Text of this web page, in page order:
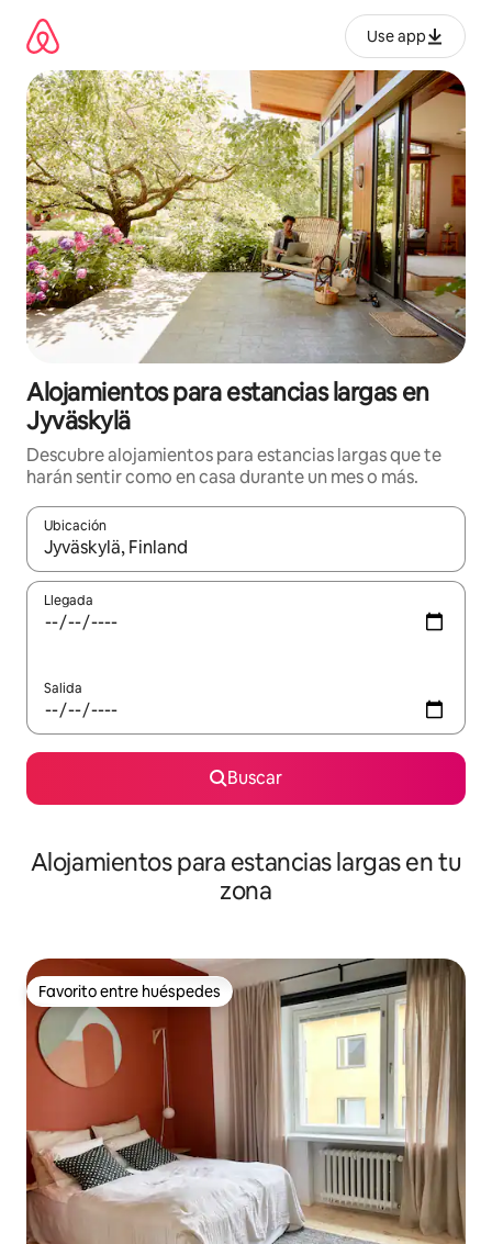
contenido
Use app
Alojamientos para estancias largas en
Jyväskylä
Descubre alojamientos para estancias largas que te
harán sentir como en casa durante un mes o más.
Ubicación
Cuando los resultados estén disponibles, podrás navegar
Llegada
Salida
Buscar
Alojamientos para estancias largas en tu
zona
Favorito entre huéspedes
Favorito entre huéspedes